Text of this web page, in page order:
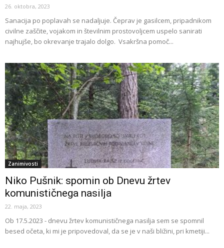
26. oktobra, 2023
Sanacija po poplavah se nadaljuje. Čeprav je gasilcem, pripadnikom
civilne zaščite, vojakom in številnim prostovoljcem uspelo sanirati
najhujše, bo okrevanje trajalo dolgo. Vsakršna pomoč...
Zanimivosti
Niko Pušnik: spomin ob Dnevu žrtev
komunističnega nasilja
22. maja, 2023
Ob 17.5.2023 - dnevu žrtev komunističnega nasilja sem se spomnil
besed očeta, ki mi je pripovedoval, da se je v naši bližini, pri kmetiji...